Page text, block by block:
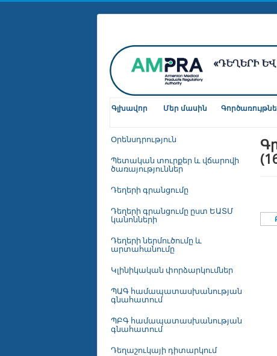
Գլխավոր Մեր մասին
Օրենսդրություն
Պետական տուրքեր և վճարովի
ծառայություններ
Դեղերի գրանցումը
Դեղերի գրանցումը ըստ ԵԱՏՄ
կանոնների
Դեղերի ներմուծումը և
արտահանումը
Կլինիկական փորձարկումներ
ՊԱԳ համապատասխանության
գնահատում
ՊԲԳ համապատասխանության
գնահատում
Դեղաշուկայի դիտարկում